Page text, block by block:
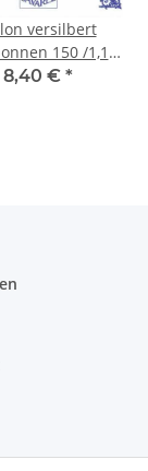
versilbert
150 /1,19
100 cm
8,40 € *